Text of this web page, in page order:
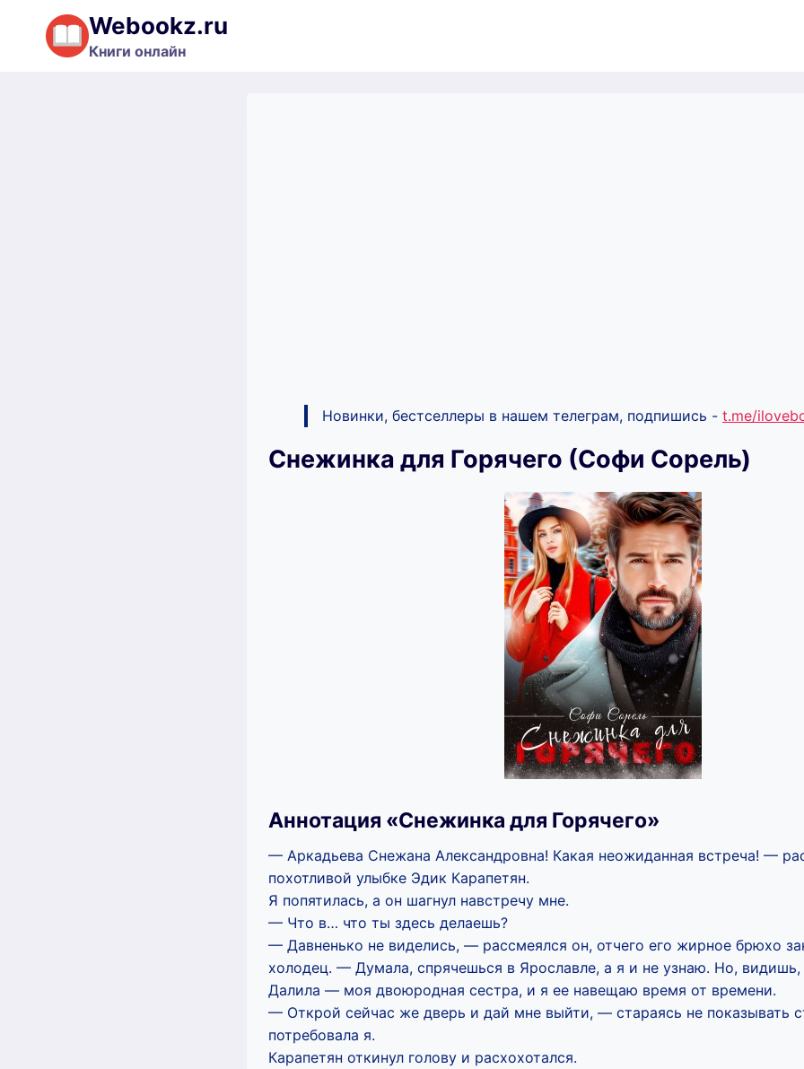
Перейти
содержимому
Webookz.ru
Книги онлайн
Новинки, бестселлеры в нашем телеграм, подпишись - t.me/
Снежинка для Горячего (Софи Сорель)
Аннотация «Снежинка для Горячего»
— Аркадьева Снежана Александровна! Какая неожиданная встреча! —
похотливой улыбке Эдик Карапетян.
Я попятилась, а он шагнул навстречу мне.
— Что в… что ты здесь делаешь?
— Давненько не виделись, — рассмеялся он, отчего его жирное брюхо
холодец. — Думала, спрячешься в Ярославле, а я и не узнаю. Но, видишь,
Далила — моя двоюродная сестра, и я ее навещаю время от времени.
— Открой сейчас же дверь и дай мне выйти, — стараясь не показывать
потребовала я.
Карапетян откинул голову и расхохотался.